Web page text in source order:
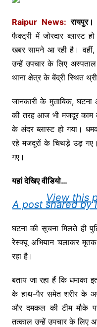
e
b
o
o
k
er l
s
p
Raipur News:
फैक्ट्री में जोरदार ब्लास्ट
खबर सामने आ रही है।
उन्हें उपचार के लिए अस्पताल
थाना क्षेत्र के बेंद्री स्थित
जानकारी के मुताबिक,
की तरह आज भी मजदूर काम
के अंदर ब्लास्ट हो गया।
रहे मजदूरों के चिथड़े उड़
गए।
यहां देखिए वीडियो…
View this
A post shared by
घटना की सूचना मिलते ही
रेस्क्यू अभियान चलाकर
रहा है।
बताय जा रहा हैं कि धमाका
के हाथ-पैर समेत शरीर के
और दमकल की टीम मौके
तत्काल उन्हें उपचार के लिए